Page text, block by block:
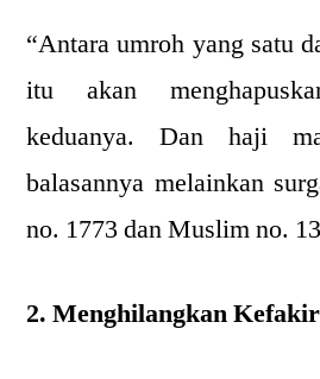
“Antara umroh yang satu
itu akan
keduanya. Dan haji
balasannya melainkan
no. 1773 dan Muslim no.
2. Menghilangkan